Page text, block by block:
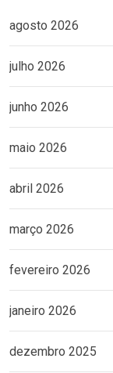
agosto 2026
julho 2026
junho 2026
maio 2026
abril 2026
março 2026
fevereiro 2026
janeiro 2026
dezembro 2025